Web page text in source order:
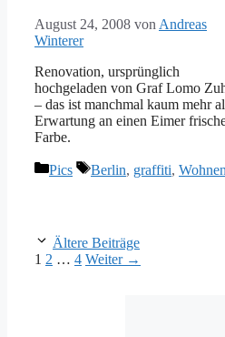
August 24, 2008 von Andreas
Winterer
Renovation, ursprünglich
hochgeladen von Graf Lomo
– das ist manchmal kaum mehr
Erwartung an einen Eimer
Farbe.
Kategorien
Pics Schlagwörter
Berlin, graffiti, Wohnen
Ältere Beiträge
Seite
1 Seite
2 … Seite
4 Weiter →